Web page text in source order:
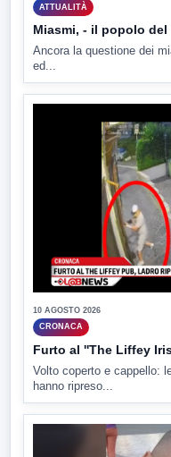
ATTUALITÀ
Miasmi, - il popolo
Ancora la questione dei
ed...
10 AGOSTO 2026
CRONACA
Furto al ''The Liffey
Volto coperto e cappello:
hanno ripreso...